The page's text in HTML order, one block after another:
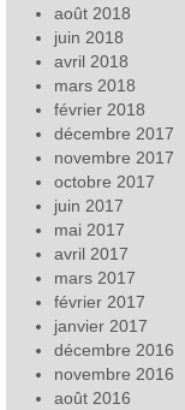
août 2018
juin 2018
avril 2018
mars 2018
février 2018
décembre 2017
novembre 2017
octobre 2017
juin 2017
mai 2017
avril 2017
mars 2017
février 2017
janvier 2017
décembre 2016
novembre 2016
août 2016